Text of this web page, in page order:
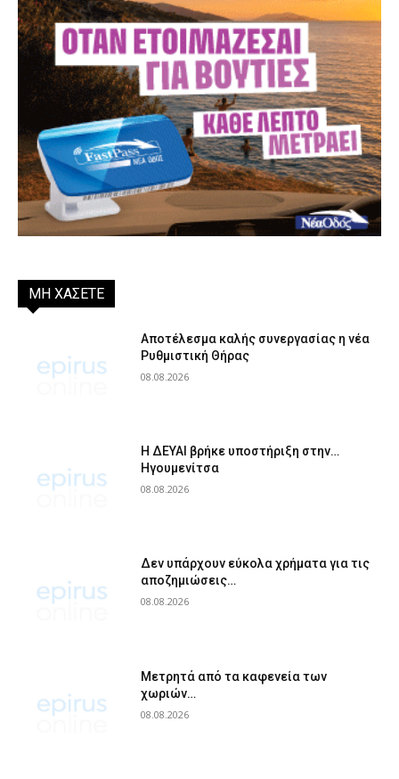
ΜΗ ΧΑΣΕΤΕ
Αποτέλεσμα καλής συνεργασίας η νέα
Ρυθμιστική Θήρας
08.08.2026
Η ΔΕΥΑΙ βρήκε υποστήριξη στην…
Ηγουμενίτσα
08.08.2026
Δεν υπάρχουν εύκολα χρήματα για τις
αποζημιώσεις…
08.08.2026
Μετρητά από τα καφενεία των
χωριών…
08.08.2026